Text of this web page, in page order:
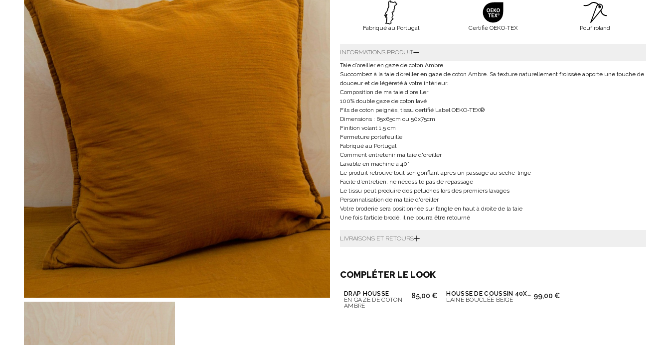
Fabriqué au Portugal Certifié OEKO-TEX Pouf roland
INFORMATIONS PRODUIT
Taie d’oreiller en gaze de coton Ambre
Succombez à la taie d’oreiller en gaze de coton Ambre. Sa texture naturellement froissée apporte une touche de
douceur et de légèreté à votre intérieur.
Composition de ma taie d'oreiller
100% double gaze de coton lavé
Fils de coton peignés, tissu certifié Label OEKO-TEX®
Dimensions : 65x65cm ou 50x75cm
Finition volant 1,5 cm
Fermeture portefeuille
Fabriqué au Portugal
Comment entretenir ma taie d'oreiller
Lavable en machine à 40°
Le produit retrouve tout son gonflant après un passage au sèche-linge
Facile d’entretien, ne nécessite pas de repassage
Le tissu peut produire des peluches lors des premiers lavages
Personnalisation de ma taie d'oreiller
Votre broderie sera positionnée sur l’angle en haut à droite de la taie
Une fois l’article brodé, il ne pourra être retourné
LIVRAISONS ET RETOURS
COMPLÉTER LE LOOK
DRAP HOUSSE
EN GAZE DE COTON
AMBRE
85,00 €
HOUSSE DE COUSSIN 40X65 CM
LAINE BOUCLÉE BEIGE
99,00 €